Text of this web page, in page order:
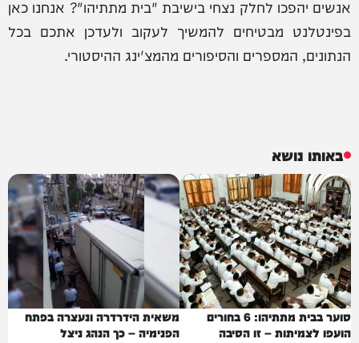
אנשים יהפכו לחלק נצחי בישיבת "בית מתתיהו"? אנחנו כאן
בפינטלנט מבטיחים להמשיך לעקוב ולעדכן אתכם בכל
הנתונים, המספרים והסיפורים מהמצ'ינג ההיסטורי.
באותו נושא
סוער בבית מתתיהו: 6 בחורים
הועפו לצמיתות – זו הסיבה
משאית הידרדרה ונעצרה בפתח
הפנימיה – כך הנהג ניצל